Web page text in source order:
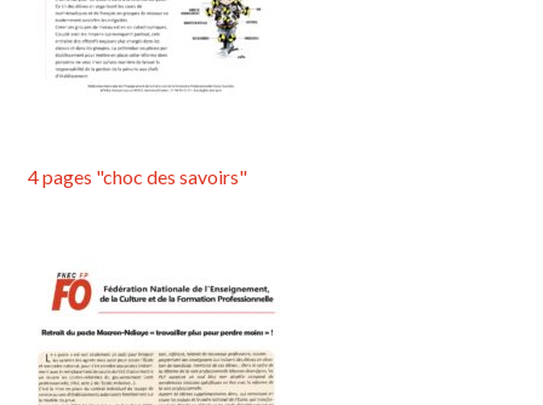
4 pages "choc des savoirs"